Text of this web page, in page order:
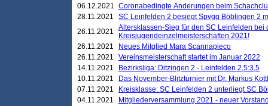
06.12.2021 Coronabedingte Änderungen beim
28.11.2021
SC Leinfelden 2 besiegt Spvgg Böblingen 2
26.11.2021
Altersklassen-Sieg für den SC Leinfelden bei
Kreisjugendeinzelmeisterschaften 2021!
26.11.2021
Neues Mitglied Mara Scannapieco
26.11.2021
Vereinsmeisterschaft startet im Januar 2022
14.11.2021
Bezirksliga: Ditzingen 2 - Leinfelden 2,5:3,5
10.11.2021
Das November-Blitzturnier mit Dr. Markus
07.11.2021
Kreisklasse: SC Leinfelden 2 unterliegt SC
04.11.2021
Mitgliederversammlung 2021 - neuer